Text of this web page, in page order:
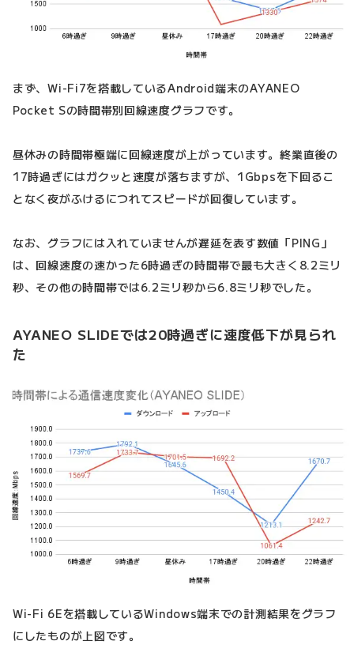
まず、Wi-Fi7を搭載しているAndroid端末のAYANEO
Pocket Sの時間帯別回線速度グラフです。
昼休みの時間帯極端に回線速度が上がっています。終業直後の
17時過ぎにはガクッと速度が落ちますが、1Gbpsを下回るこ
となく夜がふけるにつれてスピードが回復しています。
なお、グラフには入れていませんが遅延を表す数値「PING」
は、回線速度の速かった6時過ぎの時間帯で最も大きく8.2ミリ
秒、その他の時間帯では6.2ミリ秒から6.8ミリ秒でした。
AYANEO SLIDEでは20時過ぎに速度低下が見られ
た
Wi-Fi 6Eを搭載しているWindows端末での計測結果をグラフ
にしたものが上図です。